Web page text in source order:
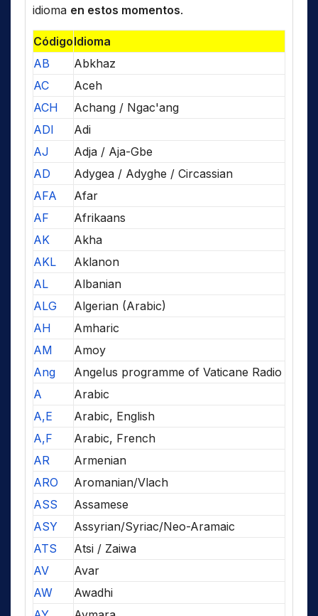
idioma en estos momentos.
CódigoIdioma
AB
Abkhaz
AC
Aceh
ACH
Achang / Ngac'ang
ADI
Adi
AJ
Adja / Aja-Gbe
AD
Adygea / Adyghe / Circassian
AFA
Afar
AF
Afrikaans
AK
Akha
AKL
Aklanon
AL
Albanian
ALG
Algerian (Arabic)
AH
Amharic
AM
Amoy
Ang
Angelus programme of Vaticane Radio
A
Arabic
A,E
Arabic, English
A,F
Arabic, French
AR
Armenian
ARO
Aromanian/Vlach
ASS
Assamese
ASY
Assyrian/Syriac/Neo-Aramaic
ATS
Atsi / Zaiwa
AV
Avar
AW
Awadhi